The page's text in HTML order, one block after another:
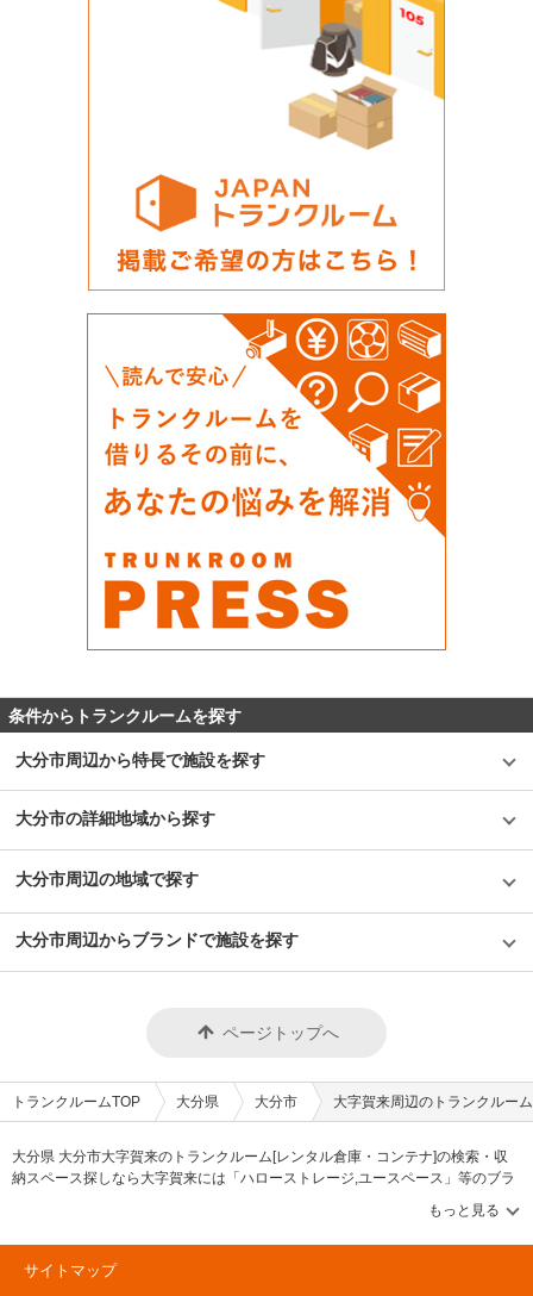
条件からトランクルームを探す
大分市周辺から特長で施設を探す
大分市の詳細地域から探す
大分市周辺の地域で探す
大分市周辺からブランドで施設を探す
ページトップへ
トランクルームTOP 大分県 大分市 大字賀来周辺のトランクルー
大分県 大分市大字賀来のトランクルーム[レンタル倉庫・コンテナ]の検索・収
納スペース探しなら大字賀来には「ハローストレージ,ユースペース」等のブラ
ンドが掲載されています。借りたい地域から探して、広さ・料金[賃料]・セキュ
リティ・空調完備・24時間出し入れ可能などの希望条件で絞込み！豊富な物件
数から様々な方法でご希望の収納スペースを簡単に探せるトランクルーム情報
サイトです。大字賀来で気になるトランクルームを見つけたら、メールか電話
サイトマップ